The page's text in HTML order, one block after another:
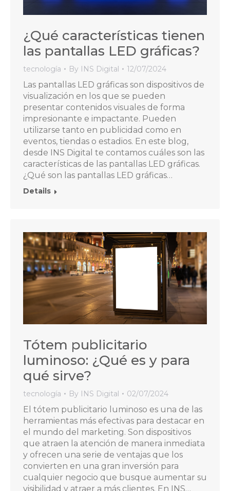
¿Qué características tienen
las pantallas LED gráficas?
tecnología By INS Digital 12/07/2024
Las pantallas LED gráficas son dispositivos de
visualización en los que se pueden
presentar contenidos visuales de forma
impresionante e impactante. Pueden
utilizarse tanto en publicidad como en
eventos, tiendas o estadios. En este blog,
desde INS Digital te contamos cuáles son las
características de las pantallas LED gráficas.
¿Qué son las pantallas LED gráficas…
Details
Tótem publicitario
luminoso: ¿Qué es y para
qué sirve?
tecnología By INS Digital 02/07/2024
El tótem publicitario luminoso es una de las
herramientas más efectivas para destacar en
el mundo del marketing. Son dispositivos
que atraen la atención de manera inmediata
y ofrecen una serie de ventajas que los
convierten en una gran inversión para
cualquier negocio que busque aumentar su
visibilidad y atraer a más clientes. En INS…